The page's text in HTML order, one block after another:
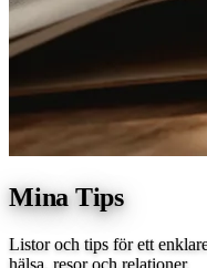
Mina Tips
Listor och tips för ett